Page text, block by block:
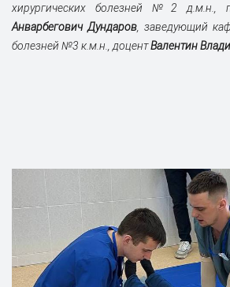
хирургических болезней №2 д.м.н.,
Анварбегович Дундаров , заведующий
болезней №3 к.м.н., доцентВалентин